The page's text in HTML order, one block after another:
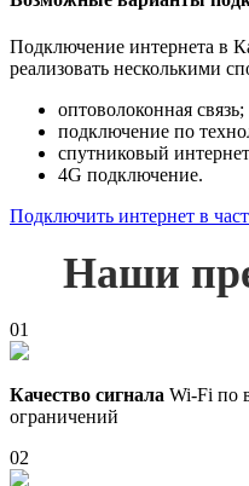
Подключение интернета в
реализовать несколькими
оптоволоконная связь;
подключение по
спутниковый
4G подключение.
Подключить интернет в
Наши
01
Качество сигнала Wi-Fi по
ограничений
02